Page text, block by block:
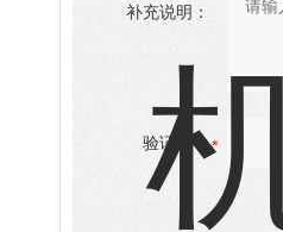
补充说明：
验证码：